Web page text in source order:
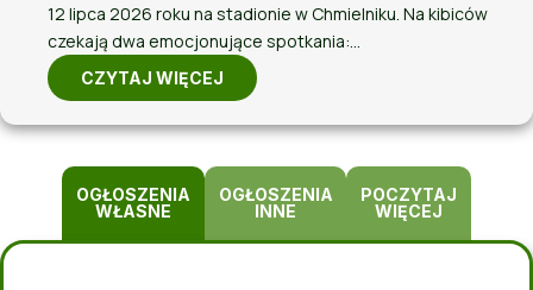
12 lipca 2026 roku na stadionie w Chmielniku. Na kibiców
czekają dwa emocjonujące spotkania:…
CZYTAJ WIĘCEJ
OGŁOSZENIA
WŁASNE
OGŁOSZENIA
INNE
POCZYTAJ
WIĘCEJ